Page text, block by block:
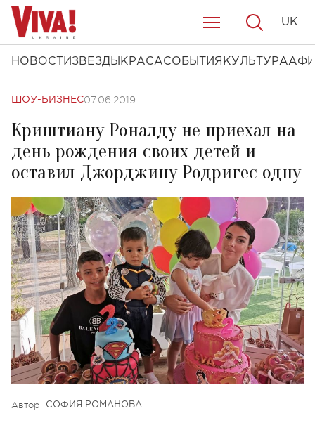
НОВОСТИ ЗВЕЗДЫ КРАСАСОБЫТИЯ КУЛЬТУРА
UK
ШОУ-БИЗНЕС07.06.2019
Криштиану Роналду не приехал на
день рождения своих детей и
оставил Джорджину Родригес одну
Автор: СОФИЯ РОМАНОВА